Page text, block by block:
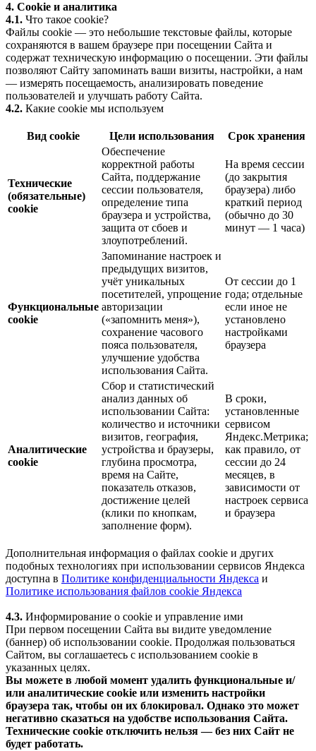
4. Cookie и аналитика
4.1. Что такое cookie?
Файлы cookie — это небольшие текстовые файлы, которые
сохраняются в вашем браузере при посещении Сайта и
содержат техническую информацию о посещении. Эти файлы
позволяют Сайту запоминать ваши визиты, настройки, а нам
— измерять посещаемость, анализировать поведение
пользователей и улучшать работу Сайта.
4.2. Какие cookie мы используем
Вид cookie Цели использования Срок хранения
Технические
(обязательные)
cookie
Обеспечение
корректной работы
Сайта, поддержание
сессии пользователя,
определение типа
браузера и устройства,
защита от сбоев и
злоупотреблений.
На время сессии
(до закрытия
браузера) либо
краткий период
(обычно до 30
минут — 1 часа)
Функциональные
cookie
Запоминание настроек и
предыдущих визитов,
учёт уникальных
посетителей, упрощение
авторизации
(«запомнить меня»),
сохранение часового
пояса пользователя,
улучшение удобства
использования Сайта.
От сессии до 1
года; отдельные
если иное не
установлено
настройками
браузера
Аналитические
cookie
Сбор и статистический
анализ данных об
использовании Сайта:
количество и источники
визитов, география,
устройства и браузеры,
глубина просмотра,
время на Сайте,
показатель отказов,
достижение целей
(клики по кнопкам,
заполнение форм).
В сроки,
установленные
сервисом
Яндекс.Метрика;
как правило, от
сессии до 24
месяцев, в
зависимости от
настроек сервиса
и браузера
Дополнительная информация о файлах cookie и других
подобных технологиях при использовании сервисов Яндекса
доступна в Политике конфиденциальности Яндекса и
Политике использования файлов cookie Яндекса
4.3. Информирование о cookie и управление ими
При первом посещении Сайта вы видите уведомление
(баннер) об использовании cookie. Продолжая пользоваться
Сайтом, вы соглашаетесь с использованием cookie в
указанных целях.
Вы можете в любой момент удалить функциональные и/
или аналитические cookie или изменить настройки
браузера так, чтобы он их блокировал. Однако это может
негативно сказаться на удобстве использования Сайта.
Технические cookie отключить нельзя — без них Сайт не
будет работать.